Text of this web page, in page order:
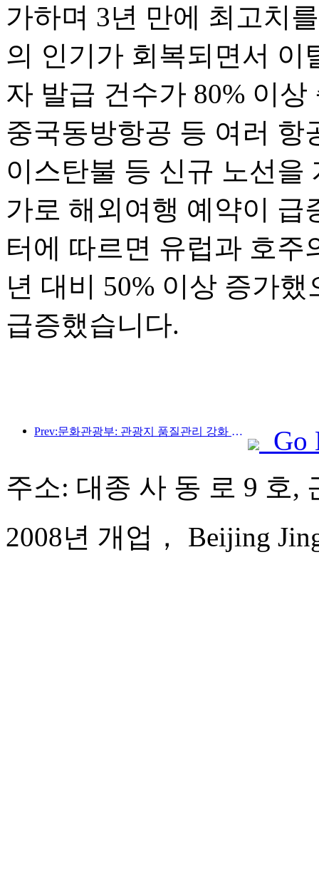
가하며 3년 만에 최고치
의 인기가 회복되면서 이
자 발급 건수가 80% 이
중국동방항공 등 여러 항
이스탄불 등 신규 노선을
가로 해외여행 예약이 급
터에 따르면 유럽과 호주
년 대비 50% 이상 증가
급증했습니다.
Prev:문화관광부: 관광지 품질관리 강화 및 명승지 서비스 수준 향상
Go
주소: 대종 사 동 로 9 호,
2008년 개업， Beijing